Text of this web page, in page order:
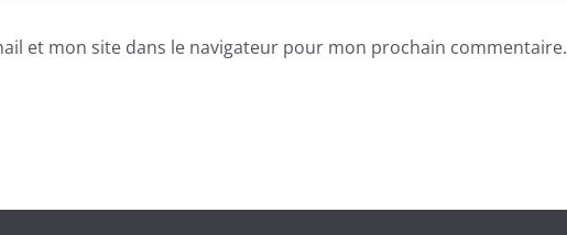
et mon site dans le navigateur pour mon prochain commentaire.